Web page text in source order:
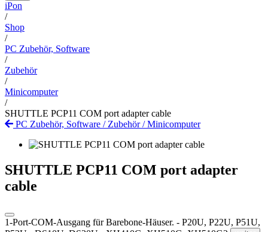
iPon
/
Shop
/
PC Zubehör, Software
/
Zubehör
/
Minicomputer
/
SHUTTLE PCP11 COM port adapter cable
PC Zubehör, Software / Zubehör/Minicomputer
SHUTTLE PCP11 COM port adapter
cable
1-Port-COM-Ausgang für Barebone-Häuser. - P20U, P22U, P51U,